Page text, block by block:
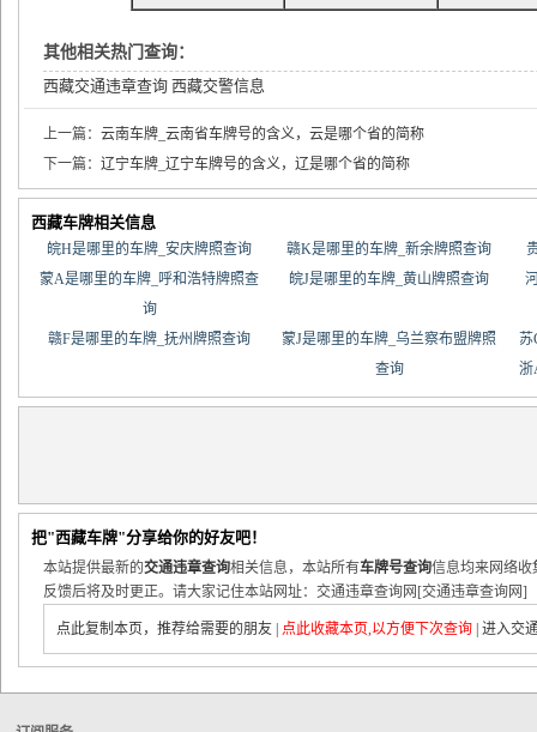
其他相关热门查询：
西藏交通违章查询 西藏交警信息
上一篇： 云南车牌_云南省车牌号的含义，云是哪个省的简称
下一篇： 辽宁车牌_辽宁车牌号的含义，辽是哪个省的简称
西藏车牌相关信息
皖H是哪里的车牌_安庆牌照查询 赣K是哪里的车牌_新余牌照查询
蒙A是哪里的车牌_呼和浩特牌照查
询
皖J是哪里的车牌_黄山牌照查询
赣F是哪里的车牌_抚州牌照查询
蒙J是哪里的车牌_乌兰察布盟牌照
查询
苏
浙
把"西藏车牌"分享给你的好友吧！
本站提供最新的交通违章查询相关信息，本站所有车牌号查询信息均来网络收
反馈后将及时更正。请大家记住本站网址：交通违章查询网[交通违章查询网]
点此复制本页，推荐给需要的朋友 点此收藏本页,以方便下次查询 进入交